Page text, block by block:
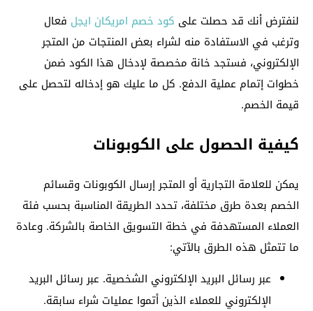
لنفترض أنك قد حصلت على كود خصم امريكان ايجل فعال
وترغب في الاستفادة منه لشراء بعض المنتجات من المتجر
الإلكتروني، فستجد خانة مخصصة لإدخال هذا الكود ضمن
خطوات إتمام عملية الدفع. كل ما عليك هو إدخاله لتحصل على
قيمة الخصم.
كيفية الحصول على الكوبونات
يمكن للعلامة التجارية أو المتجر إرسال الكوبونات وقسائم
الخصم بعدة طرق مختلفة، تحدد الطريقة المناسبة بحسب فئة
العملاء المستهدفة في خطة التسويق الخاصة بالشركة. وعادة
ما تتمثل هذه الطرق بالآتي:
عبر رسائل البريد الإلكتروني الشخصية. عبر رسائل البريد
الإلكتروني للعملاء الذين أتموا عمليات شراء سابقة.